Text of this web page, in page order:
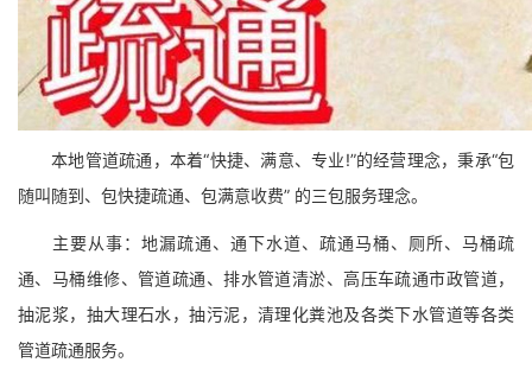
本地管道疏通，本着“快捷、满意、专业!”的经营理念，秉承“包
随叫随到、包快捷疏通、包满意收费” 的三包服务理念。
主要从事：地漏疏通、通下水道、疏通马桶、厕所、马桶疏
通、马桶维修、管道疏通、排水管道清淤、高压车疏通市政管道，
抽泥浆，抽大理石水，抽污泥，清理化粪池及各类下水管道等各类
管道疏通服务。